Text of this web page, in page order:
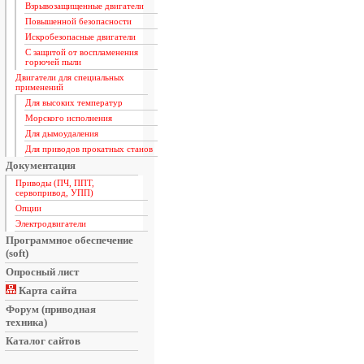
Взрывозащищенные двигатели
Повышенной безопасности
Искробезопасные двигатели
С защитой от воспламенения
горючей пыли
Двигатели для специальных
применений
Для высоких температур
Морского исполнения
Для дымоудаления
Для приводов прокатных станов
Документация
Приводы (ПЧ, ППТ,
сервопривод, УПП)
Опции
Электродвигатели
Программное обеспечение
(soft)
Опросный лист
Карта сайта
Форум (приводная
техника)
Каталог сайтов